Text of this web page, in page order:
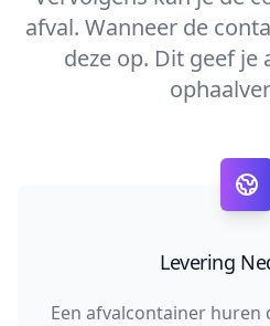
afval. Wanneer de
deze op. Dit geef je
Levering
Een afvalcontainer huren